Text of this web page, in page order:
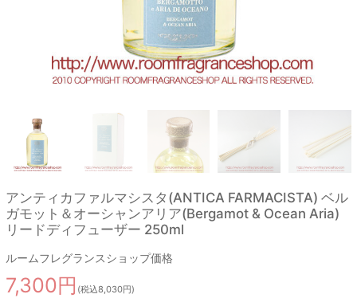
アンティカファルマシスタ(ANTICA FARMACISTA) ベル
ガモット＆オーシャンアリア(Bergamot & Ocean Aria)
リードディフューザー 250ml
ルームフレグランスショップ価格
7,300円 (税込8,030円)